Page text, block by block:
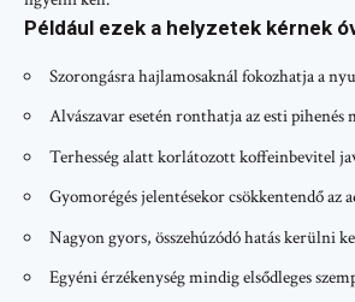
Például ezek a helyzetek kérnek
Szorongásra hajlamosaknál fokozhatja a
Alvászavar esetén ronthatja az esti pihenés
Terhesség alatt korlátozott koffeinbevitel
Gyomorégés jelentésekor csökkentendő az
Nagyon gyors, összehúzódó hatás kerülni
Egyéni érzékenység mindig elsődleges